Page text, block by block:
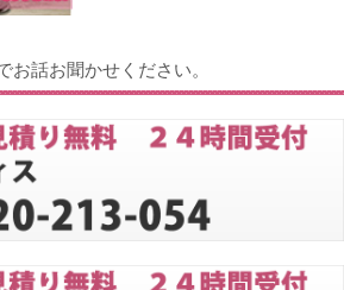
お話お聞かせください。